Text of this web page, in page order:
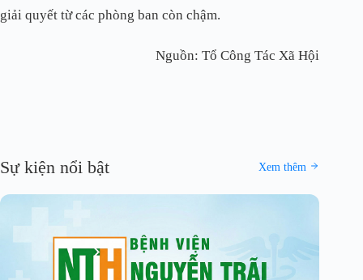
giải quyết từ các phòng ban còn chậm.
Nguồn: Tổ Công Tác Xã Hội
Sự kiện nổi bật Xem thêm